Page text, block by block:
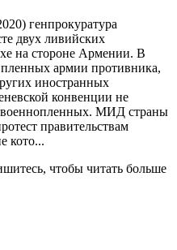
генпрокуратура
двух ливийских
на стороне Армении. В
пленных армии противника,
иностранных
конвенции не
военнопленных. МИД страны
правительствам
кото...
чтобы читать больше